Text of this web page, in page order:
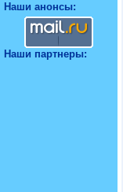
Наши анонсы:
Наши партнеры: